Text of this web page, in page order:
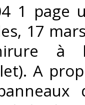
1 page
17
à
A